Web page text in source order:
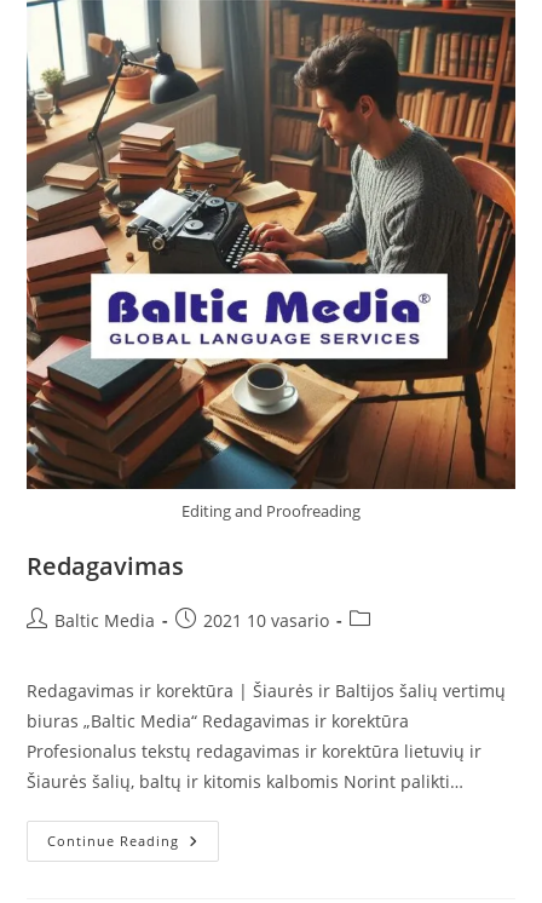
Editing and Proofreading
Redagavimas
PostBaltic Media
Post2021 10 vasario
Post
Redagavimas ir korektūra | Šiaurės ir Baltijos šalių vertimų
biuras „Baltic Media“ Redagavimas ir korektūra
Profesionalus tekstų redagavimas ir korektūra lietuvių ir
Šiaurės šalių, baltų ir kitomis kalbomis Norint palikti…
Continue Reading Redagavimas